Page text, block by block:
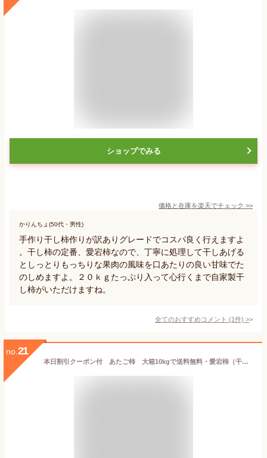
ショップでみる
価格と在庫を楽天でチェック >>
かりんちょ(50代・男性)
手作り干し柿作りが訳ありグレードでコスパ良く行えますよ
。干し柿の定番、愛宕柿なので、丁寧に処理して干しあげる
としっとりもっちりな果肉の風味を口あたりの良い甘味でた
のしめますよ。２０ｋｇたっぷり入って心行くまで自家製干
し柿がいただけますね。
全てのおすすめコメント (1件) >
no. 21
本日割引クーポン付 あたご柿 大箱10kgで送料無料・愛宕柿（干し柿用）渋柿・大箱10kg・愛媛産・ご家庭用